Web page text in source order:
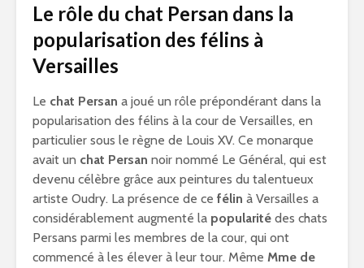
Le rôle du chat Persan dans la
popularisation des félins à
Versailles
Le chat Persan a joué un rôle prépondérant dans la
popularisation des félins à la cour de Versailles, en
particulier sous le règne de Louis XV. Ce monarque
avait un chat Persan noir nommé Le Général, qui est
devenu célèbre grâce aux peintures du talentueux
artiste Oudry. La présence de ce félin à Versailles a
considérablement augmenté la popularité des chats
Persans parmi les membres de la cour, qui ont
commencé à les élever à leur tour. Même Mme de